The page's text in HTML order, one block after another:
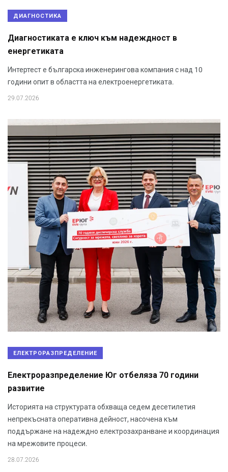
ДИАГНОСТИКА
Диагностиката е ключ към надеждност в
енергетиката
Интертест е българска инженерингова компания с над 10
години опит в областта на електроенергетиката.
29.07.2026
ЕЛЕКТРОРАЗПРЕДЕЛЕНИЕ
Електроразпределение Юг отбеляза 70 години
развитие
Историята на структурата обхваща седем десетилетия
непрекъсната оперативна дейност, насочена към
поддържане на надеждно електрозахранване и координация
на мрежовите процеси.
28.07.2026